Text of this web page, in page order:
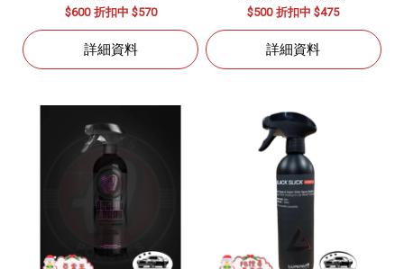
$600 折扣中 $570
詳細資料
$500 折扣中 $475
詳細資料